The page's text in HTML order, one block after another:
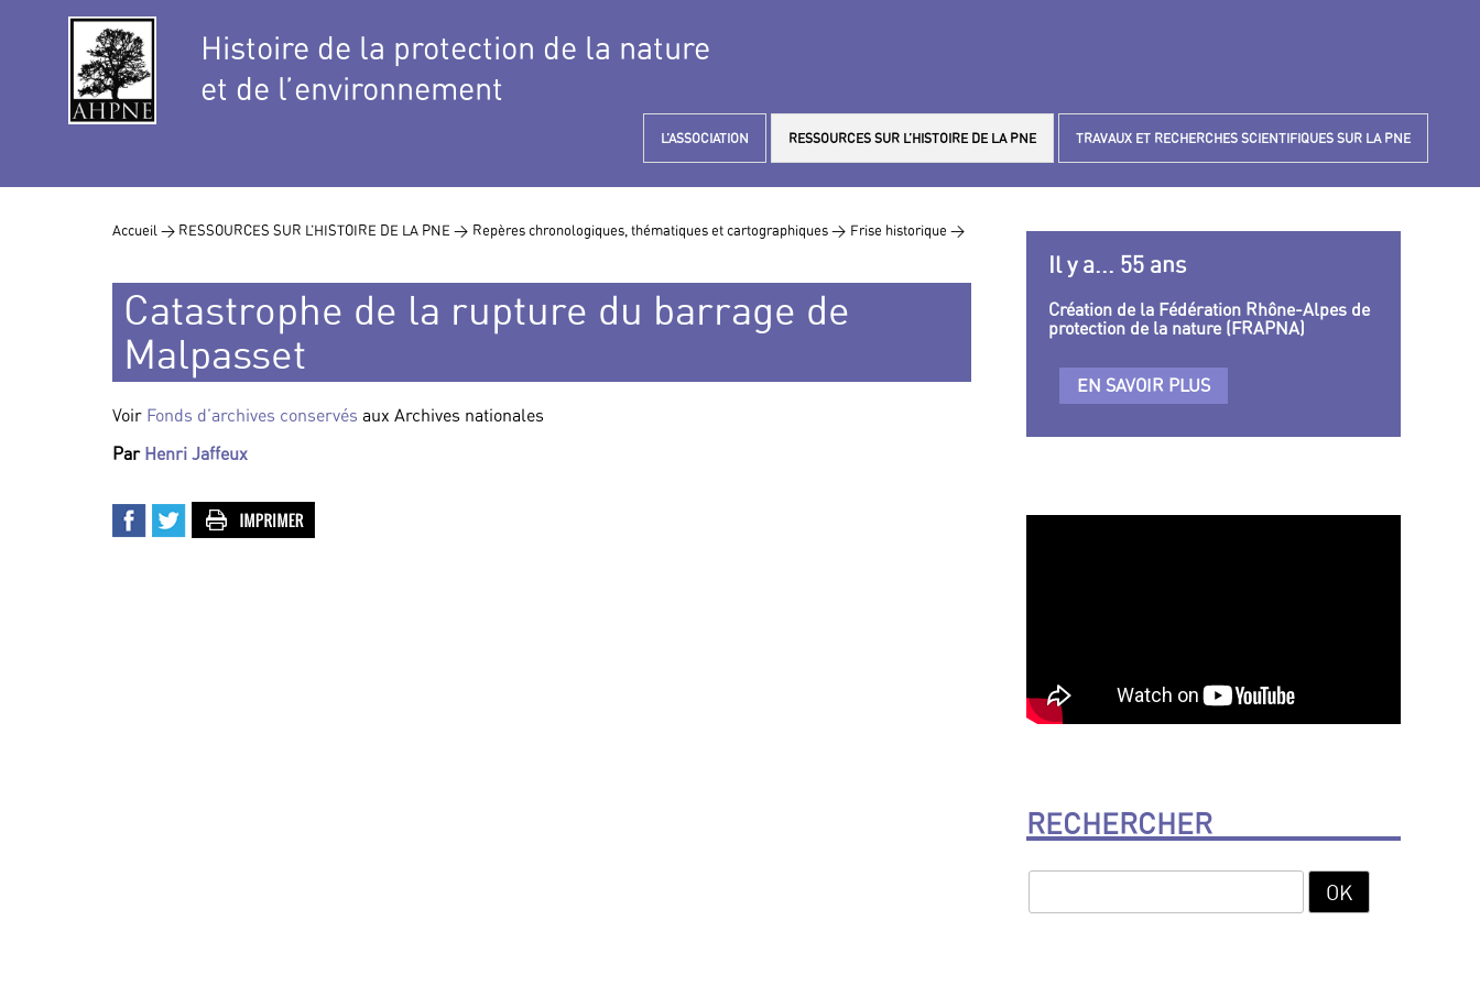
Histoire de la protection de la nature
et de l’environnement
L’ASSOCIATION RESSOURCES SUR L’HISTOIRE DE LA PNE TRAVAUX ET RECHERCHES SCIENTIFIQUES SUR LA PNE
Accueil > RESSOURCES SUR L’HISTOIRE DE LA PNE > Repères chronologiques, thématiques et cartographiques > Frise historique >
Catastrophe de la rupture du barrage de
Malpasset
Voir Fonds d’archives conservés aux Archives nationales
Par Henri Jaffeux
Il y a... 55 ans
Création de la Fédération Rhône-Alpes de
protection de la nature (FRAPNA)
EN SAVOIR PLUS
RECHERCHER